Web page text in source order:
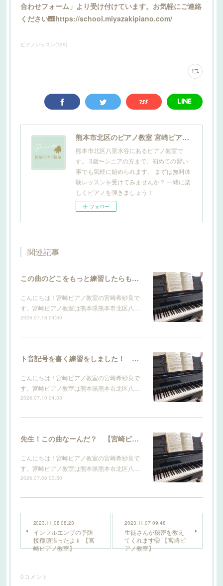
合わせフォーム」より受け付けています。お気軽にご連絡
ください🎹https://school.miyazakipiano.com/
ピアノレッスン(129)
熊本市北区のピアノ教室 宮崎ピアノ教室
熊本市北区八景水谷にあるピアノ教室で
す。 3歳〜シニアの方まで、初めての習い
事でも気軽に始められます。 まずは無料体
験レッスンを受けてみませんか？ 一緒に楽
しくピアノを弾きましょう！
フォロー
関連記事
この曲のどこをもっと練習したらもっと上手になりますか？ 【宮崎ピアノ教室】
こんにちは！宮崎ピアノ教室の宮崎希紗良で
す。宮崎ピアノ教室は熊本県熊本市北区八…
2026.07.18 04:30
ト音記号を書く練習をしました！ 【宮崎ピアノ教室】
こんにちは！宮崎ピアノ教室の宮崎希紗良で
す。宮崎ピアノ教室は熊本県熊本市北区八…
2026.07.10 04:33
先生！この曲なーんだ？ 【宮崎ピアノ教室】
こんにちは！宮崎ピアノ教室の宮崎希紗良で
す。宮崎ピアノ教室は熊本県熊本市北区八…
2026.07.08 03:50
2023.11.08 08:23
インフルエンザの予防
接種頑張ったよ💉 【宮
崎ピアノ教室】
2023.11.07 09:48
生徒さんが秘密を教え
てくれます🤫 【宮崎ピ
アノ教室】
0コメント